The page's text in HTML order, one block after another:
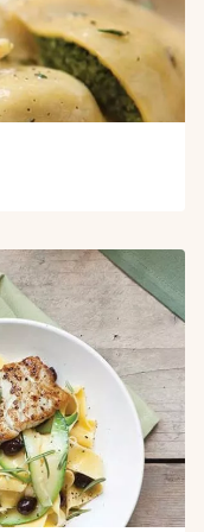
(2)
(25)
(14)
(72)
(132)
(3)
(1)